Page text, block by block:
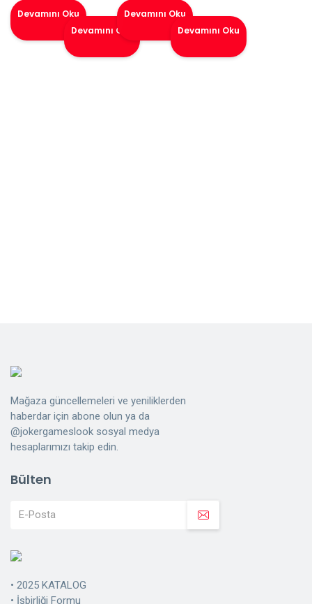
Devamını Oku
Devamını Oku
Devamını Oku
Devamını Oku
Mağaza güncellemeleri ve yeniliklerden
haberdar için abone olun ya da
@jokergameslook sosyal medya
hesaplarımızı takip edin.
Bülten
• 2025 KATALOG
• İşbirliği Formu